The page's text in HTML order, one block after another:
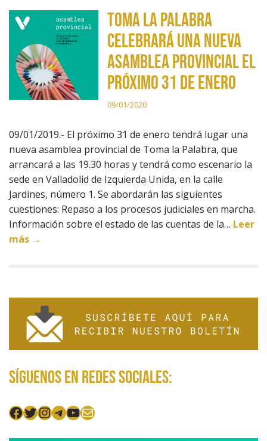
Toma la Palabra
celebrará una nueva
asamblea provincial el
próximo 31 de enero
09/01/2020
09/01/2019.- El próximo 31 de enero tendrá lugar una
nueva asamblea provincial de Toma la Palabra, que
arrancará a las 19.30 horas y tendrá como escenario la
sede en Valladolid de Izquierda Unida, en la calle
Jardines, número 1. Se abordarán las siguientes
cuestiones: Repaso a los procesos judiciales en marcha.
Información sobre el estado de las cuentas de la… Leer
más →
Síguenos en redes sociales:
Facebook
Twitter
Instagram
Telegram
YouTube
Mail